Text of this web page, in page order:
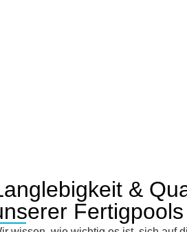
&
Fertigpools